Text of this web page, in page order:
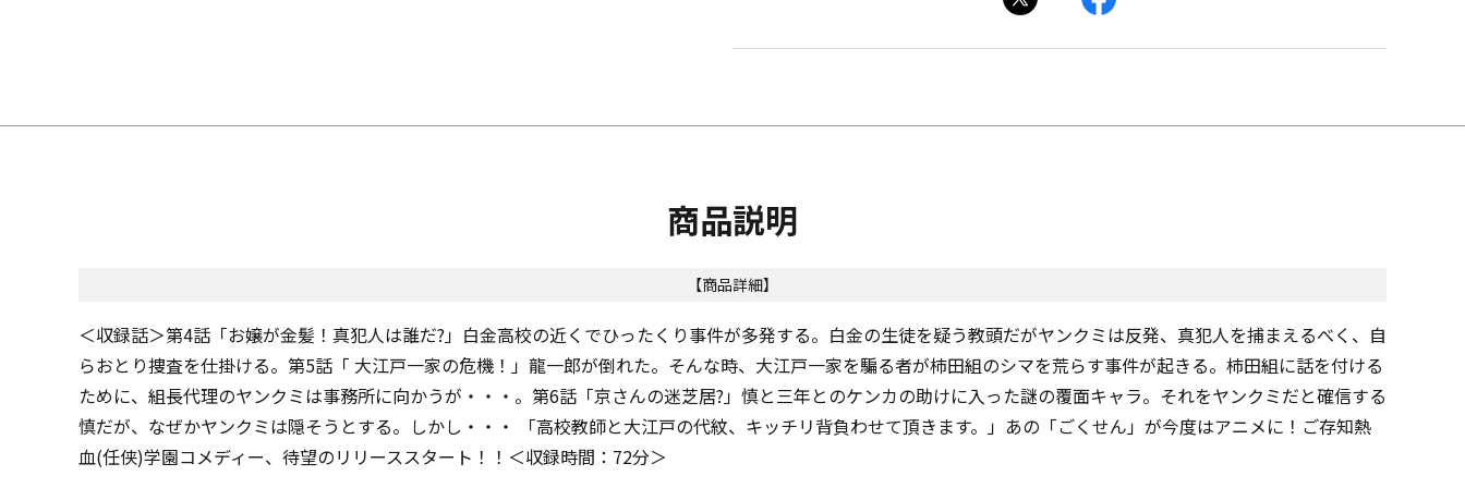
商品説明
【商品詳細】
＜収録話＞第4話「お嬢が金髪！真犯人は誰だ?」白金高校の近くでひったくり事件が多発する。白金の生徒を疑う教頭だがヤンクミは反発、真犯人を捕まえるべく、自
らおとり捜査を仕掛ける。第5話「 大江戸一家の危機！」龍一郎が倒れた。そんな時、大江戸一家を騙る者が柿田組のシマを荒らす事件が起きる。柿田組に話を付ける
ために、組長代理のヤンクミは事務所に向かうが・・・。第6話「京さんの迷芝居?」慎と三年とのケンカの助けに入った謎の覆面キャラ。それをヤンクミだと確信する
慎だが、なぜかヤンクミは隠そうとする。しかし・・・ 「高校教師と大江戸の代紋、キッチリ背負わせて頂きます。」あの「ごくせん」が今度はアニメに！ご存知熱
血(任侠)学園コメディー、待望のリリーススタート！！＜収録時間：72分＞